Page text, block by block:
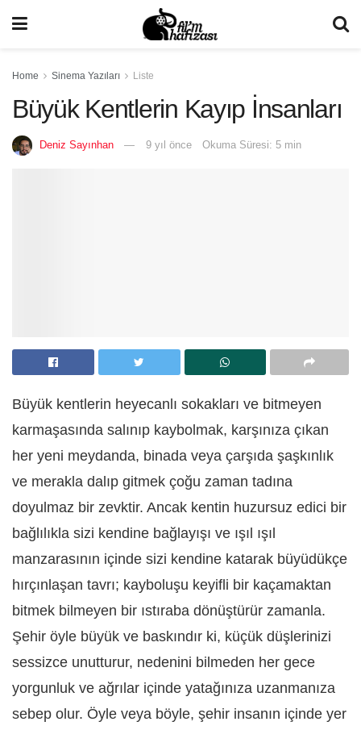
Home Sinema Yazıları Liste
Büyük Kentlerin Kayıp İnsanları
Deniz Sayınhan 9 yıl önce Okuma Süresi: 5 min
Büyük kentlerin heyecanlı sokakları ve bitmeyen
karmaşasında salınıp kaybolmak, karşınıza çıkan
her yeni meydanda, binada veya çarşıda şaşkınlık
ve merakla dalıp gitmek çoğu zaman tadına
doyulmaz bir zevktir. Ancak kentin huzursuz edici bir
bağlılıkla sizi kendine bağlayışı ve ışıl ışıl
manzarasının içinde sizi kendine katarak büyüdükçe
hırçınlaşan tavrı; kayboluşu keyifli bir kaçamaktan
bitmek bilmeyen bir ıstıraba dönüştürür zamanla.
Şehir öyle büyük ve baskındır ki, küçük düşlerinizi
sessizce unutturur, nedenini bilmeden her gece
yorgunluk ve ağrılar içinde yatağınıza uzanmanıza
sebep olur. Öyle veya böyle, şehir insanın içinde yer